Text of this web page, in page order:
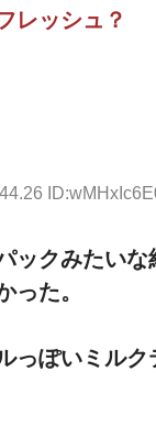
レッシュ？
ックみたいな
った。
っぽいミルク